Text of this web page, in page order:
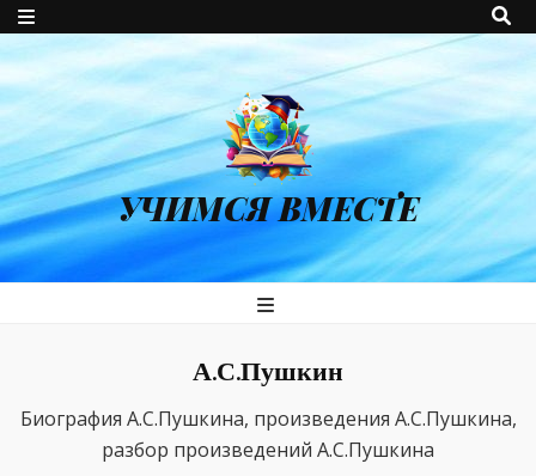
УЧИМСЯ ВМЕСТЕ
А.С.Пушкин
Биография А.С.Пушкина, произведения А.С.Пушкина,
разбор произведений А.С.Пушкина